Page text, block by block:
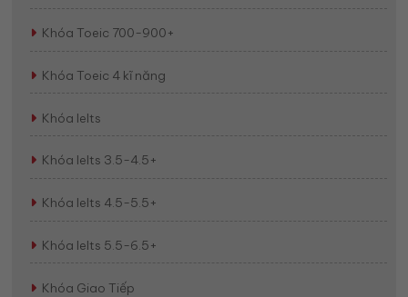
Khóa Toeic 700-900+
Khóa Toeic 4 kĩ năng
Khóa Ielts
Khóa Ielts 3.5-4.5+
Khóa Ielts 4.5-5.5+
Khóa Ielts 5.5-6.5+
Khóa Giao Tiếp